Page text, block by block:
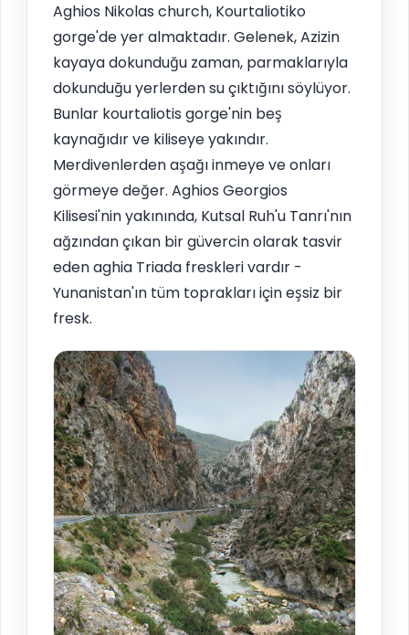
Aghios Nikolas church, Kourtaliotiko
gorge'de yer almaktadır. Gelenek, Azizin
kayaya dokunduğu zaman, parmaklarıyla
dokunduğu yerlerden su çıktığını söylüyor.
Bunlar kourtaliotis gorge'nin beş
kaynağıdır ve kiliseye yakındır.
Merdivenlerden aşağı inmeye ve onları
görmeye değer. Aghios Georgios
Kilisesi'nin yakınında, Kutsal Ruh'u Tanrı'nın
ağzından çıkan bir güvercin olarak tasvir
eden aghia Triada freskleri vardır -
Yunanistan'ın tüm toprakları için eşsiz bir
fresk.